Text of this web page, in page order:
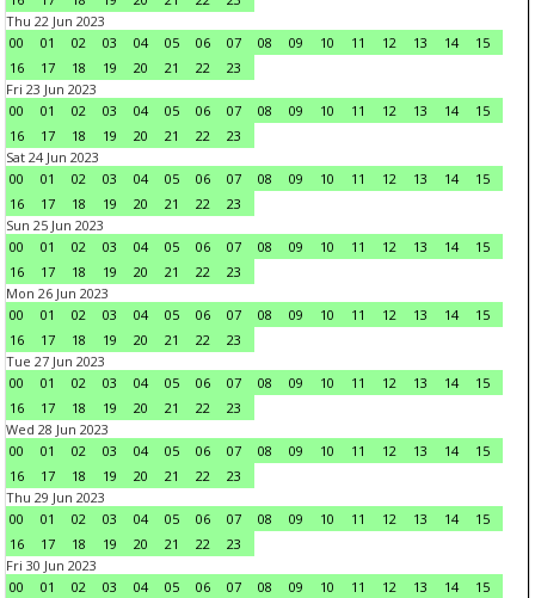
Thu 22 Jun 2023
00
01 02 03 04 05 06 07 08 09 10 11 12 13 14
15
16
17 18 19 20 21 22
23
Fri 23 Jun 2023
00
01 02 03 04 05 06 07 08 09 10 11 12 13 14
15
16
17 18 19 20 21 22
23
Sat 24 Jun 2023
00
01 02 03 04 05 06 07 08 09 10 11 12 13 14
15
16
17 18 19 20 21 22
23
Sun 25 Jun 2023
00
01 02 03 04 05 06 07 08 09 10 11 12 13 14
15
16
17 18 19 20 21 22
23
Mon 26 Jun 2023
00
01 02 03 04 05 06 07 08 09 10 11 12 13 14
15
16
17 18 19 20 21 22
23
Tue 27 Jun 2023
00
01 02 03 04 05 06 07 08 09 10 11 12 13 14
15
16
17 18 19 20 21 22
23
Wed 28 Jun 2023
00
01 02 03 04 05 06 07 08 09 10 11 12 13 14
15
16
17 18 19 20 21 22
23
Thu 29 Jun 2023
00
01 02 03 04 05 06 07 08 09 10 11 12 13 14
15
16
17 18 19 20 21 22
23
Fri 30 Jun 2023
00
01 02 03 04 05 06 07 08 09 10 11 12 13 14
15